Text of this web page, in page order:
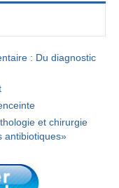
: Du diagnostic
et chirurgie
antibiotiques»